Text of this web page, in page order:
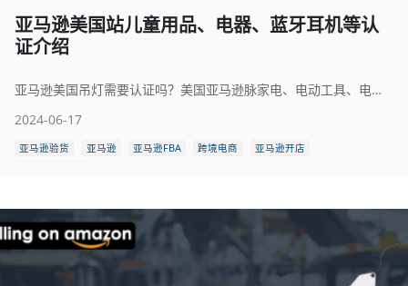
亚马逊美国站儿童用品、电器、蓝牙耳机等认
证介绍
亚马逊美国吊灯需要认证吗？美国亚马逊脉家电、电动工具、电池、蓝牙耳机、服装、电风扇、家具做什么认证？在亚马逊美国站上销售的产品必须遵循亚马逊相关认证法规。否则会被亚马逊下架处理，并面临在海关的清关障碍和货物扣留的风险。
2024-06-17
亚马逊验货 亚马逊 亚马逊FBA 跨境电商
亚马逊开店